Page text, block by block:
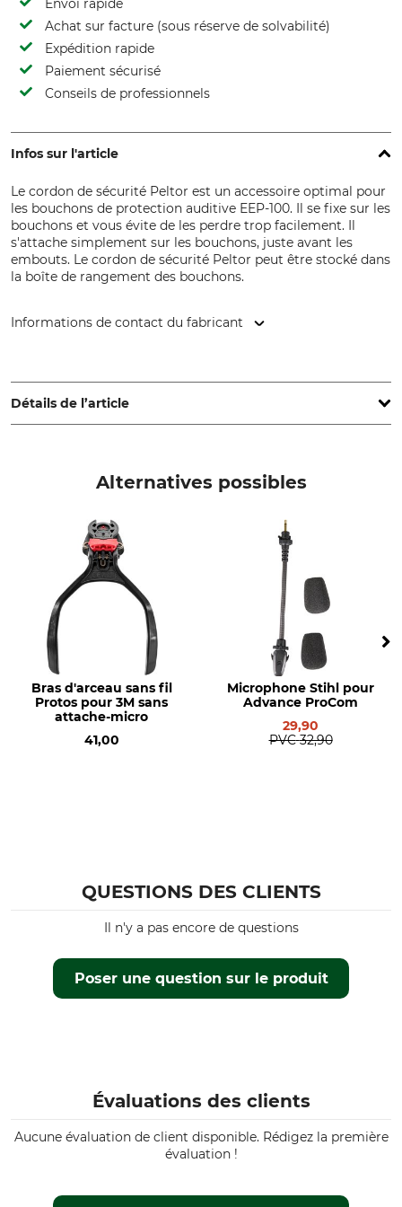
Envoi rapide
Achat sur facture (sous réserve de solvabilité)
Expédition rapide
Paiement sécurisé
Conseils de professionnels
Infos sur l'article
Le cordon de sécurité Peltor est un accessoire optimal pour
les bouchons de protection auditive EEP-100. Il se fixe sur les
bouchons et vous évite de les perdre trop facilement. Il
s'attache simplement sur les bouchons, juste avant les
embouts. Le cordon de sécurité Peltor peut être stocké dans
la boîte de rangement des bouchons.
Informations de contact du fabricant
Germany, www.3mGermany.de
Détails de l’article
7100074090=TEP-CORD
Alternatives possibles
Bras d'arceau sans fil
Protos pour 3M sans
attache-micro
41,00
Microphone Stihl pour
Advance ProCom
29,90
PVC 32,90
QUESTIONS DES CLIENTS
Poser une question sur le produit
Il n'y a pas encore de questions
Évaluations des clients
Aucune évaluation de client disponible. Rédigez la première
évaluation !